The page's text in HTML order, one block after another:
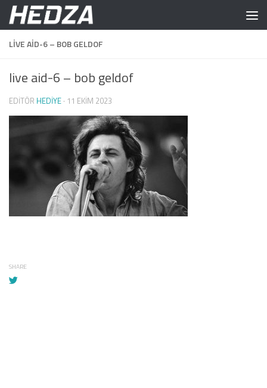
Skip to content
LIVE AID-6 – BOB GELDOF
live aid-6 – bob geldof
EDITÖR HEDIYE · 11 EKIM 2023
SHARE